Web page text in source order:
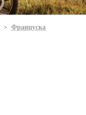
Француска